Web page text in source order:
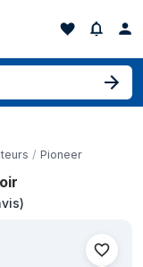
Pioneer
)
sur les 3 derniers